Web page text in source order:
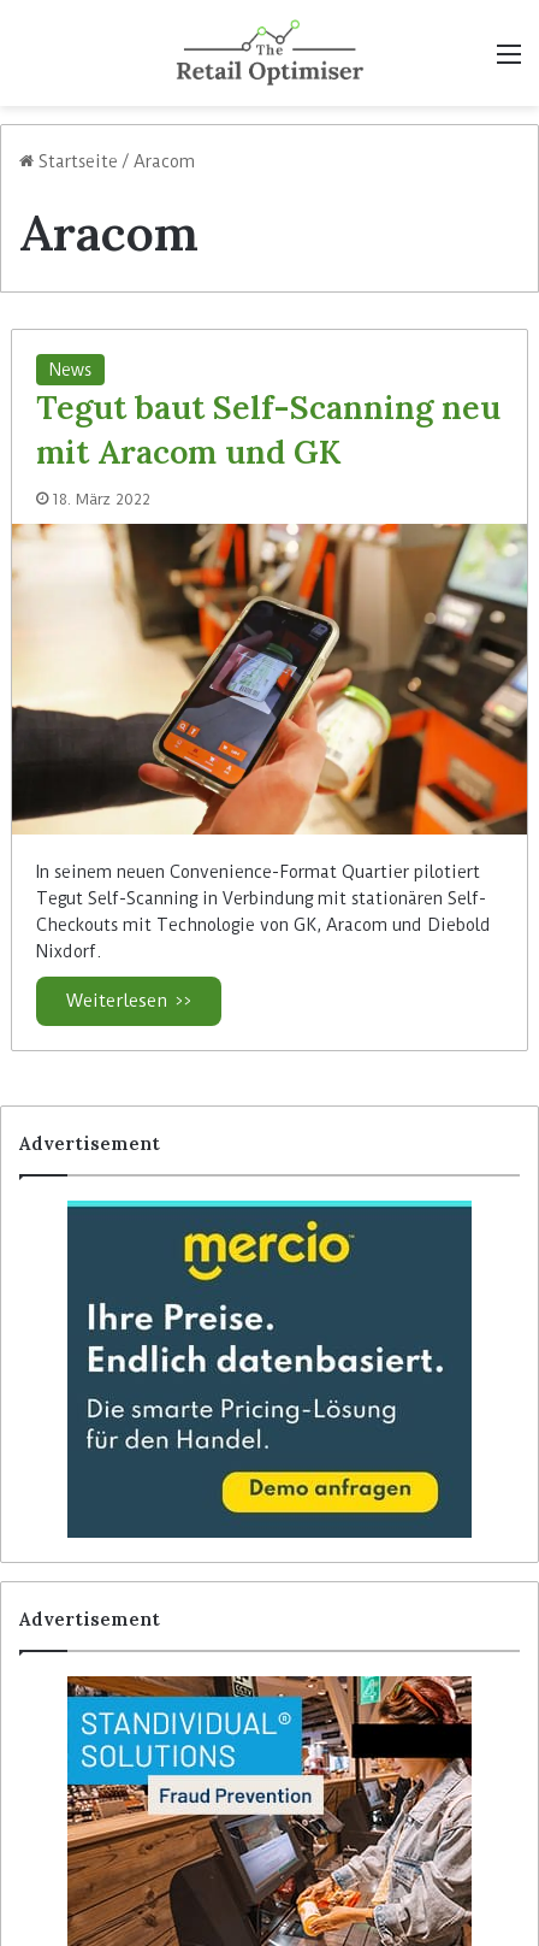
Startseite / Aracom
Aracom
News
Tegut baut Self-Scanning neu
mit Aracom und GK
18. März 2022
In seinem neuen Convenience-Format Quartier pilotiert
Tegut Self-Scanning in Verbindung mit stationären Self-
Checkouts mit Technologie von GK, Aracom und Diebold
Nixdorf.
Weiterlesen >>
Advertisement
Advertisement